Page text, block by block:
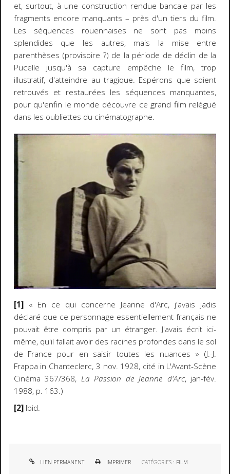
et, surtout, à une construction rendue bancale par les
fragments encore manquants – près d'un tiers du film.
Les séquences rouennaises ne sont pas moins
splendides que les autres, mais la mise entre
parenthèses (provisoire ?) de la période de déclin de la
Pucelle jusqu'à sa capture empêche le film, trop
illustratif, d'atteindre au tragique. Espérons que soient
retrouvés et restaurées les séquences manquantes,
pour qu'enfin le monde découvre ce grand film relégué
dans les oubliettes du cinématographe.
[1] « En ce qui concerne Jeanne d'Arc, j'avais jadis
déclaré que ce personnage essentiellement français ne
pouvait être compris par un étranger. J'avais écrit ici-
même, qu'il fallait avoir des racines profondes dans le sol
de France pour en saisir toutes les nuances » (J.-J.
Frappa in Chanteclerc, 3 nov. 1928, cité in L'Avant-Scène
Cinéma 367/368, La Passion de Jeanne d'Arc, jan-fév.
1988, p. 163.)
[2]Ibid.
LIEN PERMANENT IMPRIMER CATÉGORIES : FILM